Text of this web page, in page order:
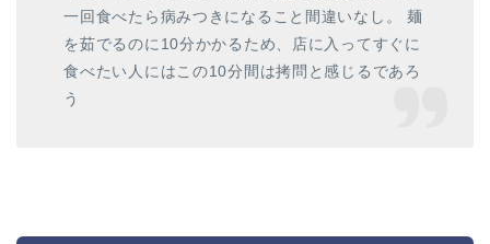
一回食べたら病みつきになること間違いなし。 麺
を茹でるのに10分かかるため、店に入ってすぐに
食べたい人にはこの10分間は拷問と感じるであろ
う